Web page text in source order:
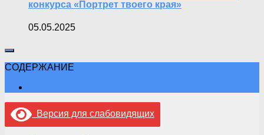
конкурса «Портрет твоего края»
05.05.2025
СОДЕРЖАНИЕ
Версия для слабовидящих